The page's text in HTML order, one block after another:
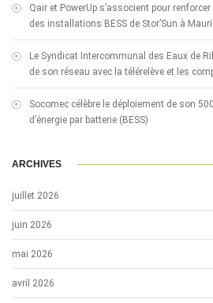
Qair et PowerUp s’associent pour
des installations BESS de Stor’Sun à
Le Syndicat Intercommunal des Eaux de
de son réseau avec la télérelève et les
Socomec célèbre le déploiement de son
d’énergie par batterie (BESS)
ARCHIVES
juillet 2026
juin 2026
mai 2026
avril 2026